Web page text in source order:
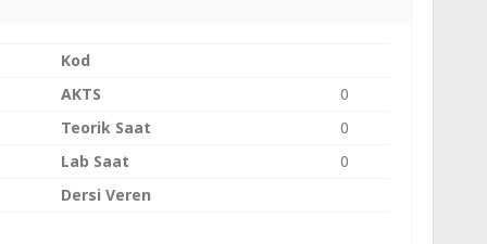
Kod
AKTS
0
Teorik Saat
0
Lab Saat
0
Dersi Veren